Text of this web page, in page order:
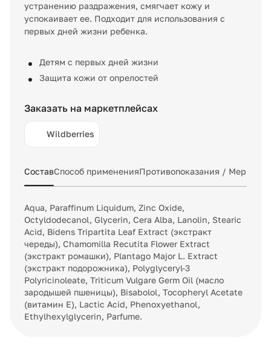
устранению раздражения, смягчает кожу и
успокаивает ее. Подходит для использования с
первых дней жизни ребенка.
Детям с первых дней жизни
Защита кожи от опрелостей
Заказать на маркетплейсах
Wildberries
СоставСпособ примененияПротивопоказания / Меры
Aqua, Paraffinum Liquidum, Zinc Oxide,
Octyldodecanol, Glycerin, Cera Alba, Lanolin, Stearic
Acid, Bidens Tripartita Leaf Extract (экстракт
череды), Chamomilla Recutita Flower Extract
(экстракт ромашки), Plantago Major L. Extract
(экстракт подорожника), Polyglyceryl-3
Polyricinoleate, Triticum Vulgare Germ Oil (масло
зародышей пшеницы), Bisabolol, Tocopheryl Acetate
(витамин Е), Lactic Acid, Phenoxyethanol,
Ethylhexylglycerin, Parfume.